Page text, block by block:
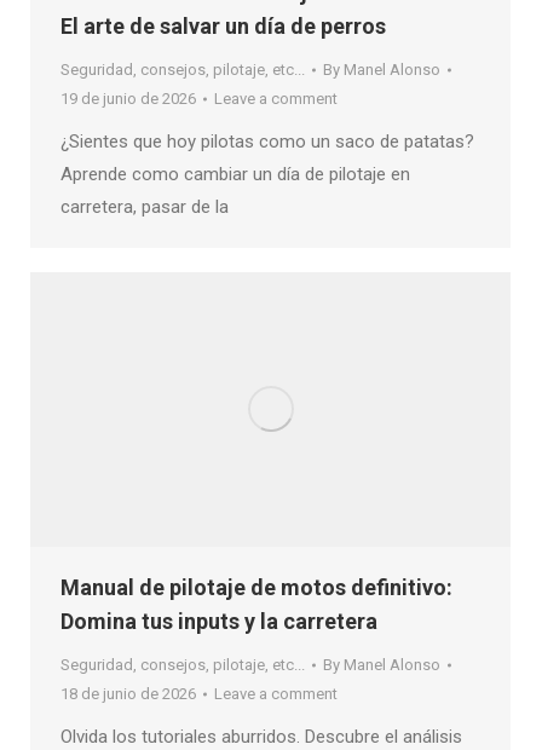
El arte de salvar un día de perros
Seguridad, consejos, pilotaje, etc... By Manel Alonso
19 de junio de 2026
Leave a comment
¿Sientes que hoy pilotas como un saco de patatas?
Aprende como cambiar un día de pilotaje en
carretera, pasar de la
Manual de pilotaje de motos definitivo:
Domina tus inputs y la carretera
Seguridad, consejos, pilotaje, etc... By Manel Alonso
18 de junio de 2026
Leave a comment
Olvida los tutoriales aburridos. Descubre el análisis